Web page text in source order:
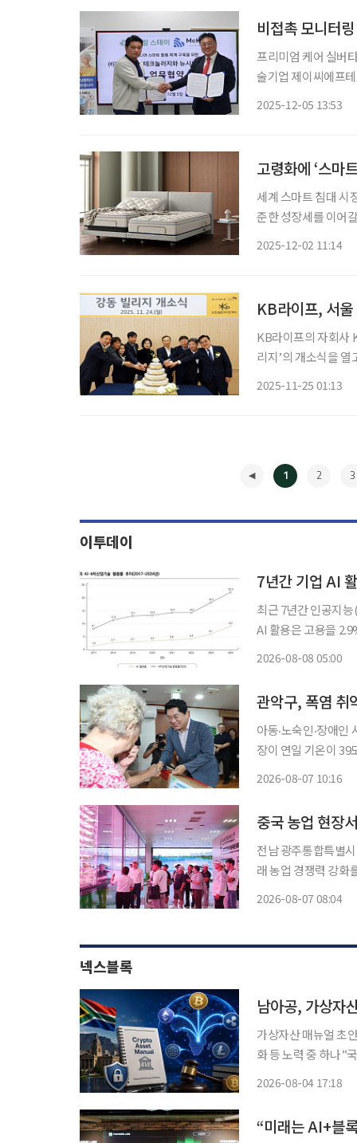
비접촉 모니터
프리미엄 케어 실버
술기업 제이씨에프테
2025-12-05 13:53
고령화에 ‘스마
세계 스마트 침대 시
준한 성장세를 이어
2025-12-02 11:14
KB라이프, 서울
KB라이프의 자회사
리지’의 개소식을 열고 본격
2025-11-25 01:13
1 2 3
이투데이
7년간 기업 AI
최근 7년간 인공지
AI 활용은 고용을 2.9% 늘리는 것으로
2026-08-08 05:00
관악구, 폭염 취
아동‧노숙인‧장애인 시설부
장이 연일 기온이 39
2026-08-07 10:16
중국 농업 현장
전남 광주통합특별
래 농업 경쟁력 강화를 위한 정책 발굴
2026-08-07 08:04
넥스블록
남아공, 가상자
가상자산 매뉴얼 초
화 등 노력 중 하나”
2026-08-04 17:18
“미래는 AI+블